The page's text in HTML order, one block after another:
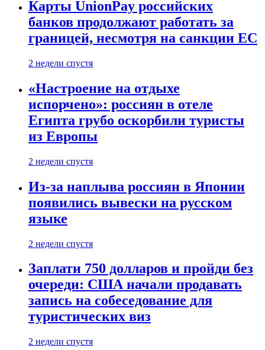
Карты UnionPay российских
банков продолжают работать за
границей, несмотря на санкции ЕС
2 недели спустя
«Настроение на отдыхе
испорчено»: россиян в отеле
Египта грубо оскорбили туристы
из Европы
2 недели спустя
Из-за наплыва россиян в Японии
появились вывески на русском
языке
2 недели спустя
Заплати 750 долларов и пройди без
очереди: США начали продавать
запись на собеседование для
туристических виз
2 недели спустя